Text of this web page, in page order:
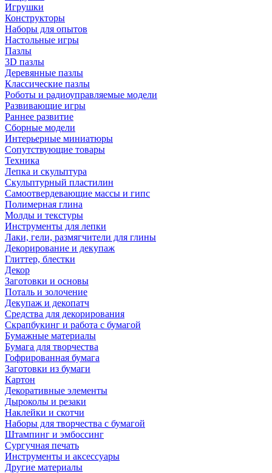
Игрушки
Конструкторы
Наборы для опытов
Настольные игры
Пазлы
3D пазлы
Деревянные пазлы
Классические пазлы
Роботы и радиоуправляемые модели
Развивающие игры
Раннее развитие
Сборные модели
Интерьерные миниатюры
Сопутствующие товары
Техника
Лепка и скульптура
Скульптурный пластилин
Самоотвердевающие массы и гипс
Полимерная глина
Молды и текстуры
Инструменты для лепки
Лаки, гели, размягчители для глины
Декорирование и декупаж
Глиттер, блестки
Декор
Заготовки и основы
Поталь и золочение
Декупаж и декопатч
Средства для декорирования
Скрапбукинг и работа с бумагой
Бумажные материалы
Бумага для творчества
Гофрированная бумага
Заготовки из бумаги
Картон
Декоративные элементы
Дыроколы и резаки
Наклейки и скотчи
Наборы для творчества с бумагой
Штампинг и эмбоссинг
Сургучная печать
Инструменты и аксессуары
Другие материалы